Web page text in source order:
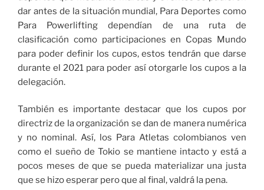
dar antes de la situación mundial, Para Deportes como
Para Powerlifting dependían de una ruta de
clasificación como participaciones en Copas Mundo
para poder definir los cupos, estos tendrán que darse
durante el 2021 para poder así otorgarle los cupos a la
delegación.
También es importante destacar que los cupos por
directriz de la organización se dan de manera numérica
y no nominal. Así, los Para Atletas colombianos ven
como el sueño de Tokio se mantiene intacto y está a
pocos meses de que se pueda materializar una justa
que se hizo esperar pero que al final, valdrá la pena.